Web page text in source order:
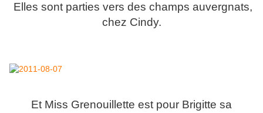
Elles sont parties vers des champs auvergnats,
chez Cindy.
Et Miss Grenouillette est pour Brigitte sa